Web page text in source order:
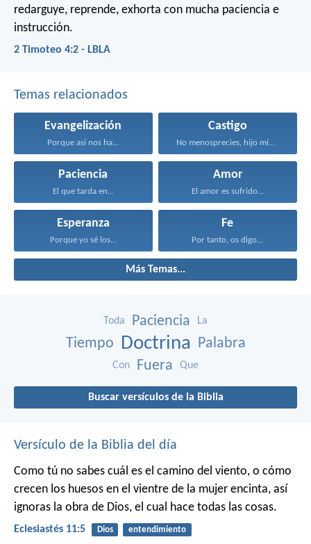
redarguye, reprende, exhorta con mucha paciencia e
instrucción.
2 Timoteo 4:2 - LBLA
Temas relacionados
Evangelización
Porque así nos ha...
Castigo
No menosprecies, hijo mío...
Paciencia
El que tarda en...
Amor
El amor es sufrido...
Esperanza
Porque yo sé los...
Fe
Por tanto, os digo...
Más Temas...
Toda Paciencia La
Tiempo Doctrina Palabra
Con Fuera Que
Buscar versículos de la Biblia
Versículo de la Biblia del día
Como tú no sabes cuál es el camino del viento, o cómo
crecen los huesos en el vientre de la mujer encinta, así
ignoras la obra de Dios, el cual hace todas las cosas.
Eclesiastés 11:5 Dios entendimiento